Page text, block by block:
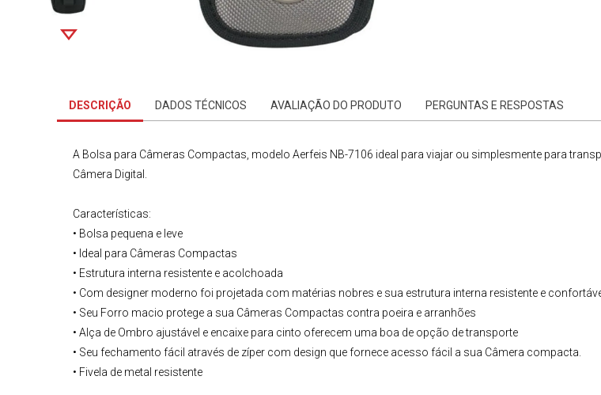
DESCRIÇÃO DADOS TÉCNICOS AVALIAÇÃO DO PRODUTO PERGUNTAS E RESPOSTAS
A Bolsa para Câmeras Compactas , modelo Aerfeis NB-7106 ideal para viajar ou simplesmente para
Câmera Digital
Características:
• Bolsa pequena e leve
• Ideal para Câmeras Compactas
• Estrutura interna resistente e acolchoada
• Com designer moderno foi projetada com matérias nobres e sua estrutura interna resistente e
• Seu Forro macio protege a sua Câmeras Compactas contra poeira e arranhões
• Alça de Ombro ajustável e encaixe para cinto oferecem uma boa de opção de transporte
• Seu fechamento fácil através de zíper com design que fornece acesso fácil a sua Câmera compacta.
• Fivela de metal resistente